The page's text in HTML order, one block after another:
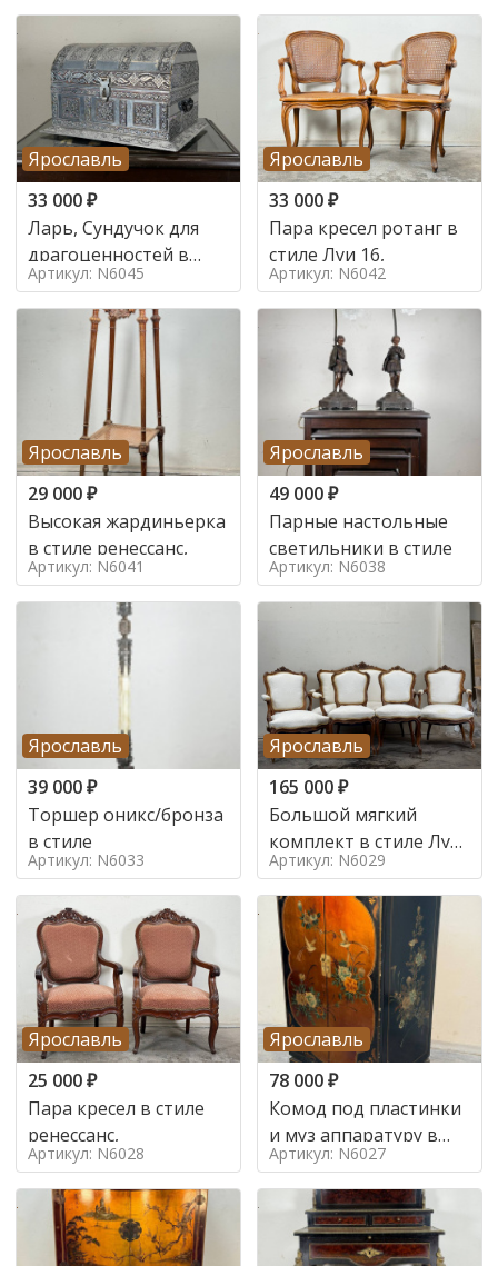
Ярославль
33 000₽
Ларь, Сундучок для
драгоценностей в
стиле
Артикул: N6045
Ярославль
33 000₽
Пара кресел ротанг в
стиле Луи 16,
Артикул: N6042
Ярославль
29 000₽
Высокая жардиньерка
в стиле ренессанс,
Артикул: N6041
Ярославль
49 000₽
Парные настольные
светильники в стиле
Артикул: N6038
Ярославль
39 000₽
Торшер оникс/бронза
в стиле
Артикул: N6033
Ярославль
165 000₽
Большой мягкий
комплект в стиле Луи
в стиле
Артикул: N6029
Ярославль
25 000₽
Пара кресел в стиле
ренессанс,
Артикул: N6028
Ярославль
78 000₽
Комод под пластинки
и муз аппаратуру в
стиле шинуазри,
Артикул: N6027